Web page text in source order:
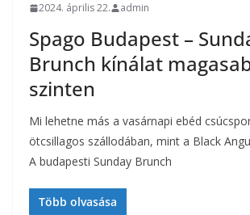
2024. április 22. admin
Spago Budapest –
Brunch kínálat
szinten
Mi lehetne más a vasárnapi ebéd
ötcsillagos szállodában, mint a Black
A budapesti Sunday Brunch
Több olvasása